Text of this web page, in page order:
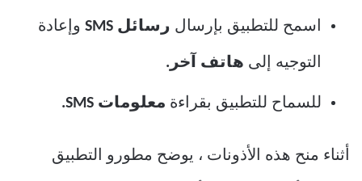
اسمح للتطبيق بإرسال رسائل SMS وإعادة
التوجيه إلى هاتف آخر.
للسماح للتطبيق بقراءة معلومات SMS.
أثناء منح هذه الأذونات ، يوضح مطورو التطبيق